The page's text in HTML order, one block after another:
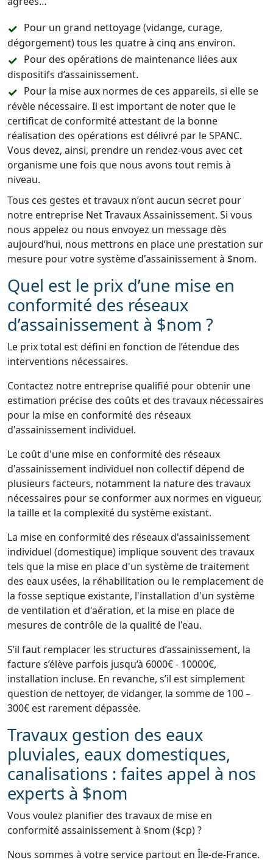
Pour un grand nettoyage (vidange, curage,
dégorgement) tous les quatre à cinq ans environ.
Pour des opérations de maintenance liées aux
dispositifs d’assainissement.
Pour la mise aux normes de ces appareils, si elle se
révèle nécessaire. Il est important de noter que le
certificat de conformité attestant de la bonne
réalisation des opérations est délivré par le SPANC.
Vous devez, ainsi, prendre un rendez-vous avec cet
organisme une fois que nous avons tout remis à
niveau.
Tous ces gestes et travaux n’ont aucun secret pour
notre entreprise Net Travaux Assainissement. Si vous
nous appelez ou nous envoyez un message dès
aujourd’hui, nous mettrons en place une prestation sur
mesure pour votre système d'assainissement à $nom.
Quel est le prix d’une mise en
conformité des réseaux
d’assainissement à $nom ?
Le prix total est défini en fonction de l’étendue des
interventions nécessaires.
Contactez notre entreprise qualifié pour obtenir une
estimation précise des coûts et des travaux nécessaires
pour la mise en conformité des réseaux
d'assainissement individuel.
Le coût d'une mise en conformité des réseaux
d'assainissement individuel non collectif dépend de
plusieurs facteurs, notamment la nature des travaux
nécessaires pour se conformer aux normes en vigueur,
la taille et la complexité du système existant.
La mise en conformité des réseaux d'assainissement
individuel (domestique) implique souvent des travaux
tels que la mise en place d'un système de traitement
des eaux usées, la réhabilitation ou le remplacement de
la fosse septique existante, l'installation d'un système
de ventilation et d'aération, et la mise en place de
mesures de contrôle de la qualité de l'eau.
S’il faut remplacer les structures d’assainissement, la
facture s’élève parfois jusqu’à 6000€ - 10000€,
installation incluse. En revanche, s’il est simplement
question de nettoyer, de vidanger, la somme de 100 –
300€ est rarement dépassée.
Travaux gestion des eaux
pluviales, eaux domestiques,
canalisations : faites appel à nos
experts à $nom
Vous voulez planifier des travaux de mise en
conformité assainissement à $nom ($cp) ?
Nous sommes à votre service partout en Île-de-France.